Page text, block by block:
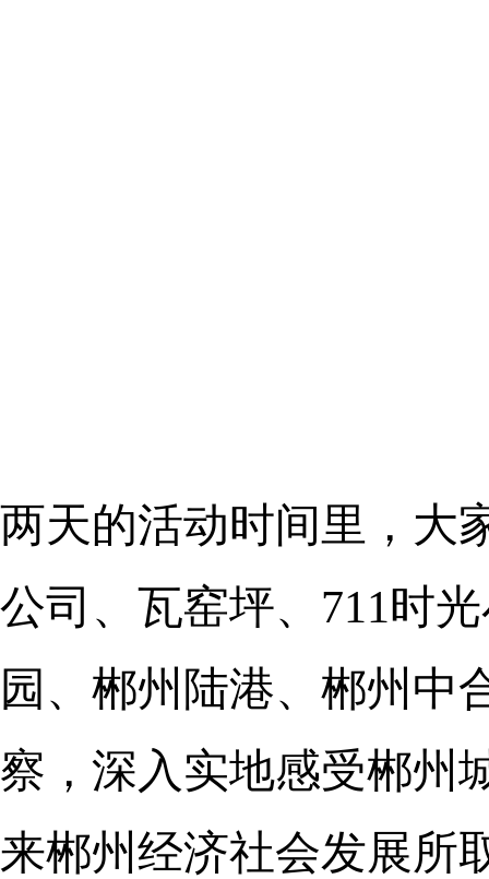
两天的活动时间里，大
公司、瓦窑坪、711时
园、郴州陆港、郴州中
察，深入实地感受郴州
来郴州经济社会发展所